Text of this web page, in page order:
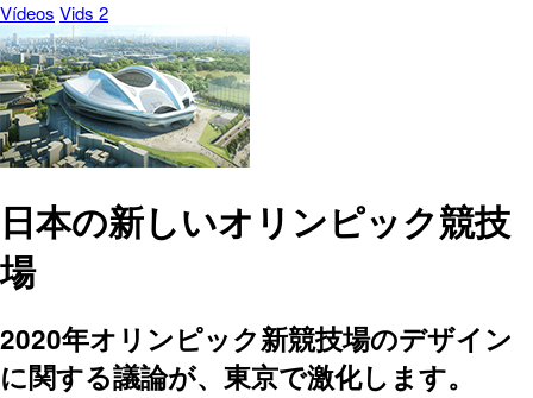
Vídeos Vids 2
日本の新しいオリンピック競技
場
2020年オリンピック新競技場のデザイン
に関する議論が、東京で激化します。